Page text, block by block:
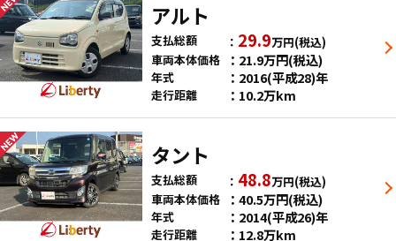
アルト
支払総額 29.9万円(税込)
車両本体価格
21.9万円(税込)
年式 2016(平成28)年
走行距離 10.2万km
タント
支払総額 48.8万円(税込)
車両本体価格
40.5万円(税込)
年式 2014(平成26)年
走行距離 12.8万km